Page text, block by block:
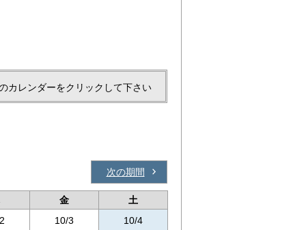
カレンダーをクリックして下さい
次の期間
金
土
10/3 10/4